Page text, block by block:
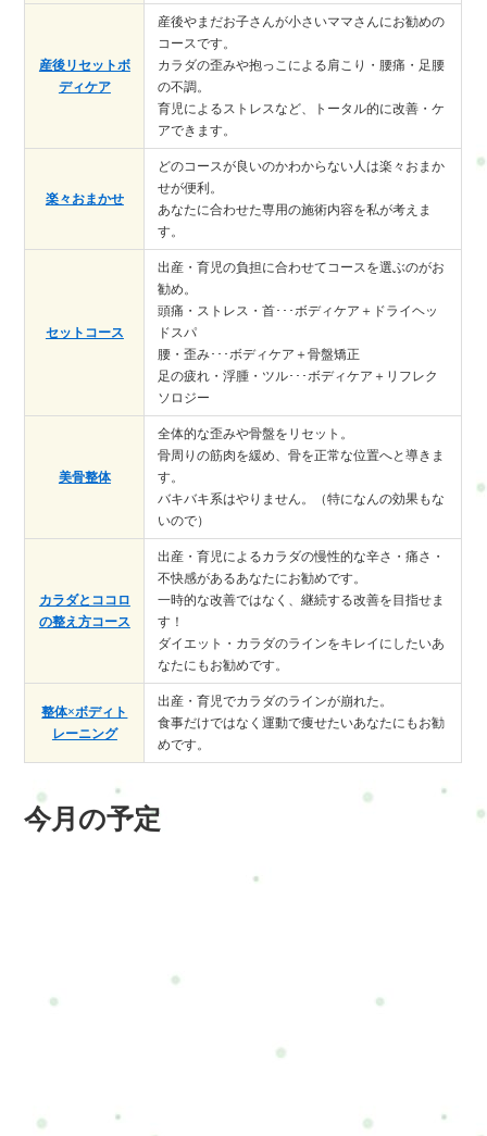
産後リセットボ
ディケア
産後やまだお子さんが小さいママさんにお勧めの
コースです。
カラダの歪みや抱っこによる肩こり・腰痛・足腰
の不調。
育児によるストレスなど、トータル的に改善・ケ
アできます。
楽々おまかせ
どのコースが良いのかわからない人は楽々おまか
せが便利。
あなたに合わせた専用の施術内容を私が考えま
す。
セットコース
出産・育児の負担に合わせてコースを選ぶのがお
勧め。
頭痛・ストレス・首･･･ボディケア＋ドライヘッ
ドスパ
腰・歪み･･･ボディケア＋骨盤矯正
足の疲れ・浮腫・ツル･･･ボディケア＋リフレク
ソロジー
美骨整体
全体的な歪みや骨盤をリセット。
骨周りの筋肉を緩め、骨を正常な位置へと導きま
す。
バキバキ系はやりません。（特になんの効果もな
いので）
カラダとココロ
の整え方コース
出産・育児によるカラダの慢性的な辛さ・痛さ・
不快感があるあなたにお勧めです。
一時的な改善ではなく、継続する改善を目指せま
す！
ダイエット・カラダのラインをキレイにしたいあ
なたにもお勧めです。
整体×ボディト
レーニング
出産・育児でカラダのラインが崩れた。
食事だけではなく運動で痩せたいあなたにもお勧
めです。
今月の予定